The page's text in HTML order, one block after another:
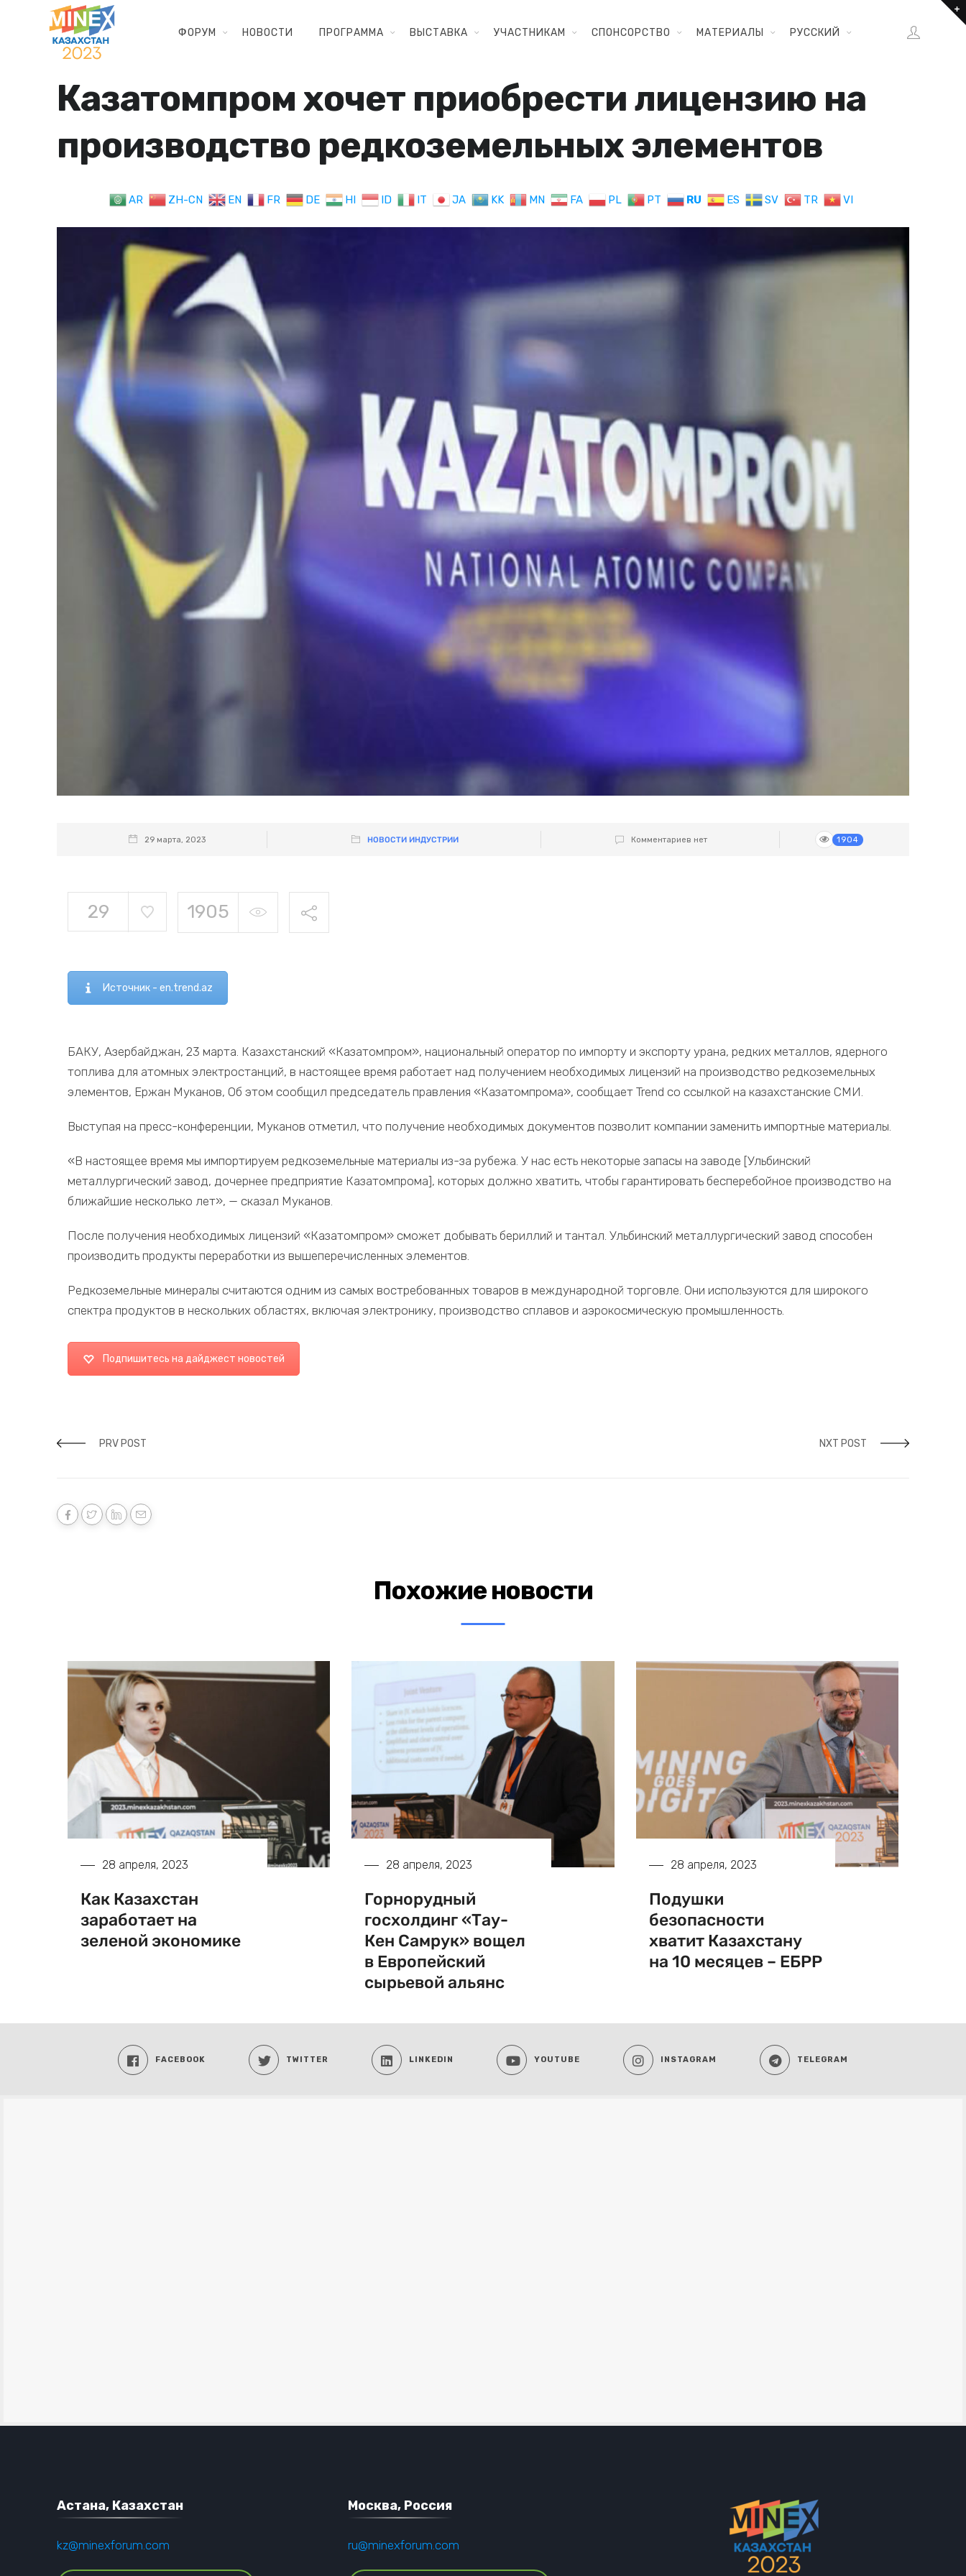
ФОРУМ НОВОСТИ ПРОГРАММА ВЫСТАВКА УЧАСТНИКАМ СПОНСОРСТВО МАТЕРИАЛЫ РУССКИЙ
Казатомпром хочет приобрести лицензию на
производство редкоземельных элементов
AR ZH-CN EN FR DE HI ID IT JA KK MN FA PL PT RU ES SV TR VI
29 марта, 2023 НОВОСТИ ИНДУСТРИИ Комментариев нет 1904
29 1905
Источник - en.trend.az
БАКУ, Азербайджан, 23 марта. Казахстанский «Казатомпром», национальный оператор по импорту и экспорту урана, редких металлов, ядерного
топлива для атомных электростанций, в настоящее время работает над получением необходимых лицензий на производство редкоземельных
элементов, Ержан Муканов, Об этом сообщил председатель правления «Казатомпрома», сообщает Trend со ссылкой на казахстанские СМИ.
Выступая на пресс-конференции, Муканов отметил, что получение необходимых документов позволит компании заменить импортные материалы.
«В настоящее время мы импортируем редкоземельные материалы из-за рубежа. У нас есть некоторые запасы на заводе [Ульбинский
металлургический завод, дочернее предприятие Казатомпрома], которых должно хватить, чтобы гарантировать бесперебойное производство на
ближайшие несколько лет», — сказал Муканов.
После получения необходимых лицензий «Казатомпром» сможет добывать бериллий и тантал. Ульбинский металлургический завод способен
производить продукты переработки из вышеперечисленных элементов.
Редкоземельные минералы считаются одним из самых востребованных товаров в международной торговле. Они используются для широкого
спектра продуктов в нескольких областях, включая электронику, производство сплавов и аэрокосмическую промышленность.
Подпишитесь на дайджест новостей
PRV POST NXT POST
Похожие новости
28 апреля, 2023
Как Казахстан
заработает на
зеленой экономике
28 апреля, 2023
Горнорудный
госхолдинг «Тау-
Кен Самрук» вощел
в Европейский
сырьевой альянс
28 апреля, 2023
Подушки
безопасности
хватит Казахстану
на 10 месяцев – ЕБРР
FACEBOOK TWITTER LINKEDIN YOUTUBE INSTAGRAM TELEGRAM
Астана, Казахстан
kz@minexforum.com
Москва, Россия
ru@minexforum.com